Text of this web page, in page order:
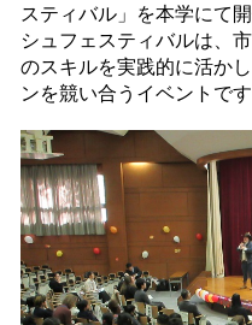
スティバル」を本学にて
シュフェスティバルは、
のスキルを実践的に活か
ンを競い合うイベントです